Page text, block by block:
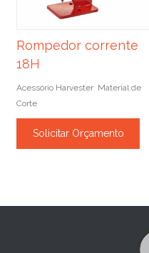
Rompedor corrente
18H
Acessório Harvester Material de
Corte
Solicitar Orçamento